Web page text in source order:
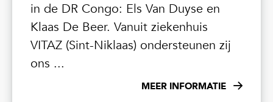
in de DR Congo: Els Van Duyse en
Klaas De Beer. Vanuit ziekenhuis
VITAZ (Sint-Niklaas) ondersteunen zij
ons ...
MEER INFORMATIE